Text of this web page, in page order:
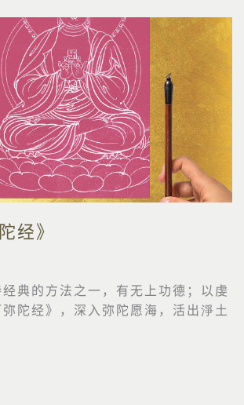
经》
典的方法之一，有无上功德；以虔
陀经》，深入弥陀愿海，活出淨土